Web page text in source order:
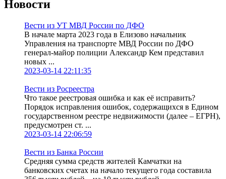
Новости
Вести из УТ МВД России по ДФО
В начале марта 2023 года в Елизово начальник
Управления на транспорте МВД России по ДФО
генерал-майор полиции Александр Кем представил
новых ...
2023-03-14 22:11:35
Вести из Росреестра
Что такое реестровая ошибка и как её исправить?
Порядок исправления ошибок, содержащихся в Едином
государственном реестре недвижимости (далее – ЕГРН),
предусмотрен ст. ...
2023-03-14 22:06:59
Вести из Банка России
Средняя сумма средств жителей Камчатки на
банковских счетах на начало текущего года составила